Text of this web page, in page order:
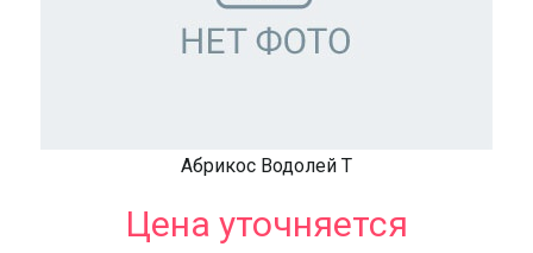
Абрикос Водолей Т
Цена уточняется